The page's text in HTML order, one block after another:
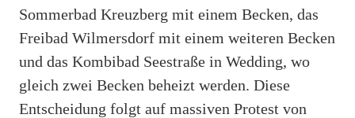
Sommerbad Kreuzberg mit einem Becken, das
Freibad Wilmersdorf mit einem weiteren Becken
und das Kombibad Seestraße in Wedding, wo
gleich zwei Becken beheizt werden. Diese
Entscheidung folgt auf massiven Protest von